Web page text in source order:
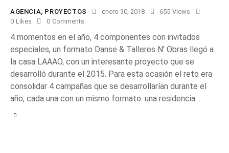
AGENCIA, PROYECTOS enero 30, 2018 655 Views
0 Likes 0 Comments
4 momentos en el año, 4 componentes con invitados
especiales, un formato Danse & Talleres N' Obras llegó a
la casa LAAAO, con un interesante proyecto que se
desarrolló durante el 2015. Para esta ocasión el reto era
consolidar 4 campañas que se desarrollarían durante el
año, cada una con un mismo formato: una residencia…